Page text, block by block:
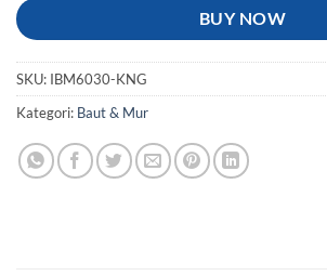
BUY NOW
SKU: IBM6030-KNG
Kategori: Baut & Mur